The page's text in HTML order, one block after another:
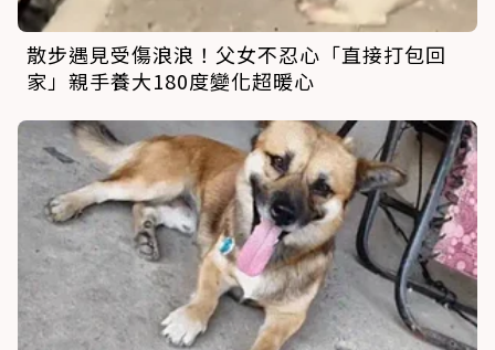
散步遇見受傷浪浪！父女不忍心「直接打包回
家」親手養大180度變化超暖心